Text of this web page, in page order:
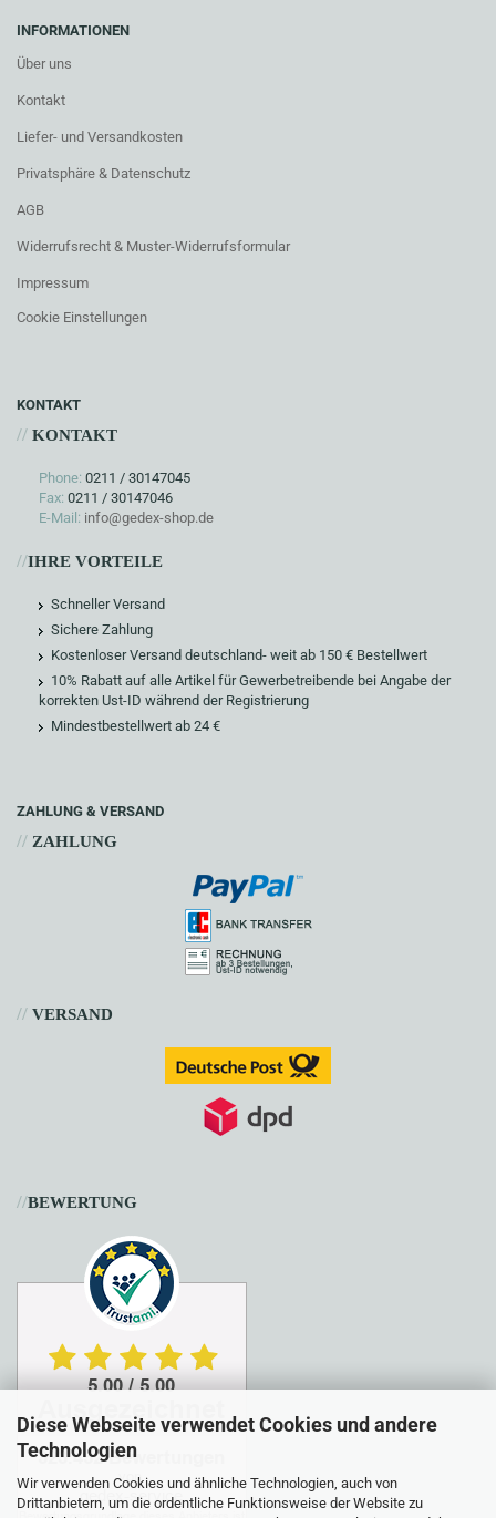
Diese Webseite verwendet Cookies und andere
Technologien
Wir verwenden Cookies und ähnliche Technologien, auch von
Drittanbietern, um die ordentliche Funktionsweise der Website zu
INFORMATIONEN
Über uns
Kontakt
Liefer- und Versandkosten
Privatsphäre & Datenschutz
AGB
Widerrufsrecht & Muster-Widerrufsformular
Impressum
Cookie Einstellungen
KONTAKT
// KONTAKT
Phone: 0211 / 30147045
Fax: 0211 / 30147046
E-Mail: info@gedex-shop.de
//IHRE VORTEILE
Schneller Versand
Sichere Zahlung
Kostenloser Versand deutschland- weit ab 150 € Bestellwert
10% Rabatt auf alle Artikel für Gewerbetreibende bei Angabe der
korrekten Ust-ID während der Registrierung
Mindestbestellwert ab 24 €
ZAHLUNG & VERSAND
// ZAHLUNG
// VERSAND
//BEWERTUNG